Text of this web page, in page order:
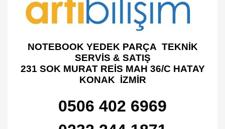
NOTEBOOK YEDEK PARÇA TEKNİK
SERVİS & SATIŞ
231 SOK MURAT REİS MAH 36/C HATAY
KONAK İZMİR
0506 402 6969